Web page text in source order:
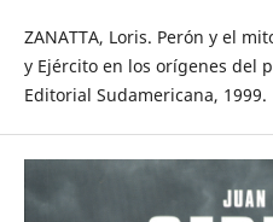
ZANATTA, Loris. Perón y el
y Ejército en los orígenes del
Editorial Sudamericana, 1999.